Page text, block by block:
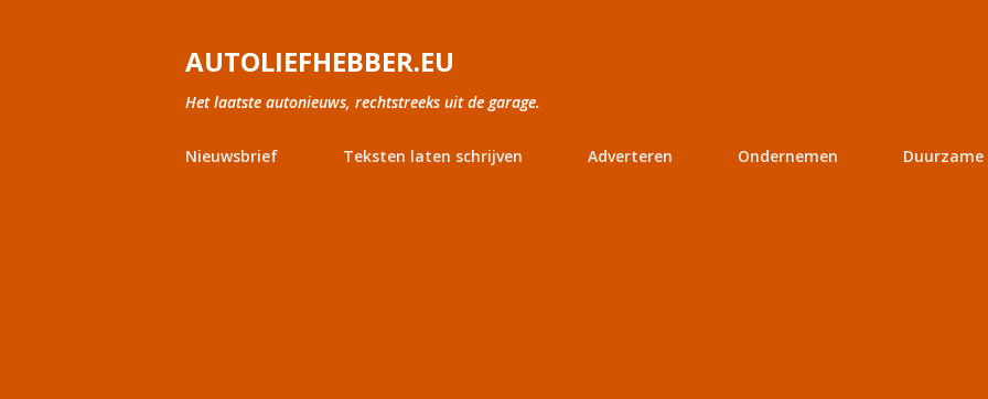
AUTOLIEFHEBBER.EU
Het laatste autonieuws, rechtstreeks uit de garage.
Nieuwsbrief Teksten laten schrijven Adverteren Ondernemen Duurzame